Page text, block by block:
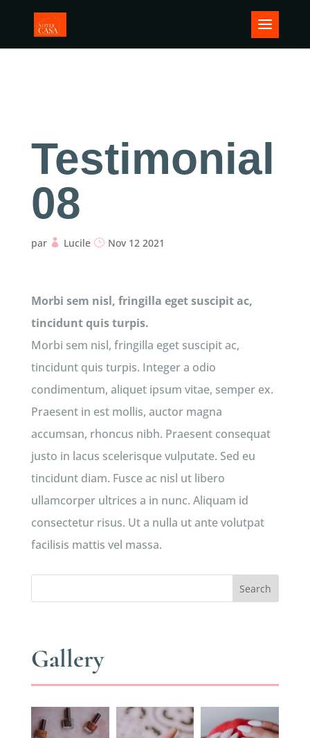
Testimonial
08
par Lucile Nov 12 2021
Morbi sem nisl, fringilla eget suscipit ac,
tincidunt quis turpis.
Morbi sem nisl, fringilla eget suscipit ac,
tincidunt quis turpis. Integer a odio
condimentum, aliquet ipsum vitae, semper ex.
Praesent in est mollis, auctor magna
accumsan, rhoncus nibh. Praesent consequat
justo in lacus scelerisque vulputate. Sed eu
tincidunt diam. Fusce ac nisl ut libero
ullamcorper ultrices a in nunc. Aliquam id
consectetur risus. Ut a nulla ut ante volutpat
facilisis mattis vel massa.
Search
Gallery